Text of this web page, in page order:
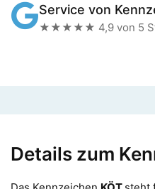
Service von
★★★★★ 4,9 von 5
Details zum